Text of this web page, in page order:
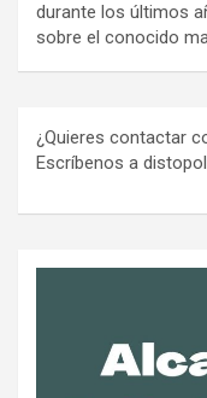
durante los últimos
sobre el conocido
¿Quieres contactar
Escríbenos a